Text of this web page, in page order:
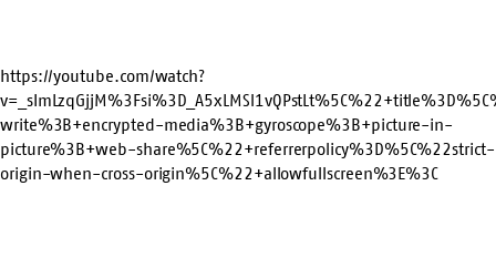
https://youtube.com/watch?
write%3B+encrypted-media%3B+gyroscope%3B+picture-in-
picture%3B+web-share%5C%22+referrerpolicy%3D%5C%22strict-
origin-when-cross-origin%5C%22+allowfullscreen%3E%3C